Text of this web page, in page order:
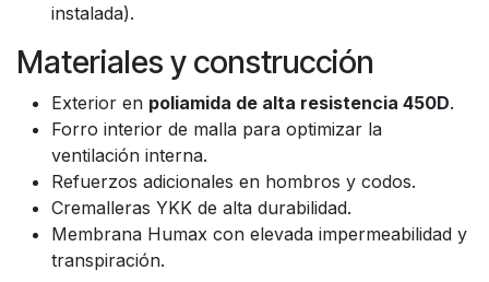
instalada).
Materiales y construcción
Exterior en poliamida de alta resistencia 450D.
Forro interior de malla para optimizar la
ventilación interna.
Refuerzos adicionales en hombros y codos.
Cremalleras YKK de alta durabilidad.
Membrana Humax con elevada impermeabilidad y
transpiración.